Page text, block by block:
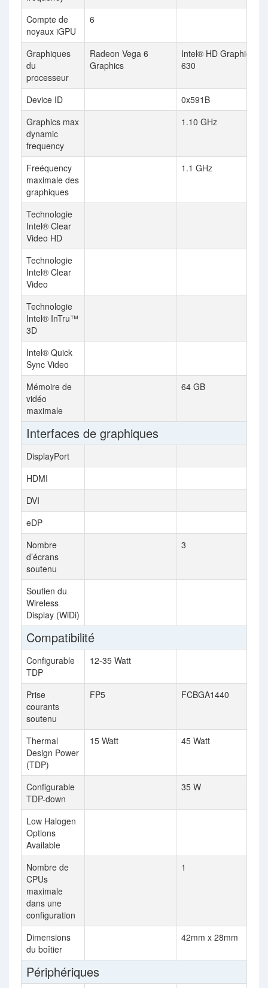
Compte de
noyaux iGPU
6
Graphiques
du
processeur
Radeon Vega 6
Graphics
Intel® HD Graphics
630
Device ID
0x591B
Graphics max
dynamic
frequency
1.10 GHz
Freéquency
maximale des
graphiques
1.1 GHz
Technologie
Intel® Clear
Video HD
Technologie
Intel® Clear
Video
Technologie
Intel® InTru™
3D
Intel® Quick
Sync Video
Mémoire de
vidéo
maximale
64 GB
Interfaces de graphiques
DisplayPort
HDMI
DVI
eDP
Nombre
d’écrans
soutenu
3
Soutien du
Wireless
Display (WiDi)
Compatibilité
Configurable
TDP
12-35 Watt
Prise
courants
soutenu
FP5 FCBGA1440
Thermal
Design Power
(TDP)
15 Watt 45 Watt
Configurable
TDP-down
35 W
Low Halogen
Options
Available
Nombre de
CPUs
maximale
dans une
configuration
1
Dimensions
du boîtier
42mm x 28mm
Périphériques